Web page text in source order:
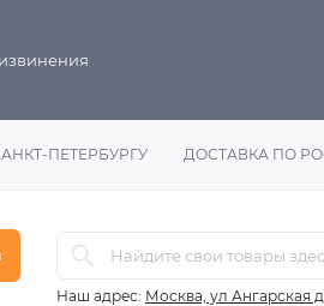
ПЕТЕРБУРГУ ДОСТАВКА ПО
Наш адрес: Москва, ул Ангарская